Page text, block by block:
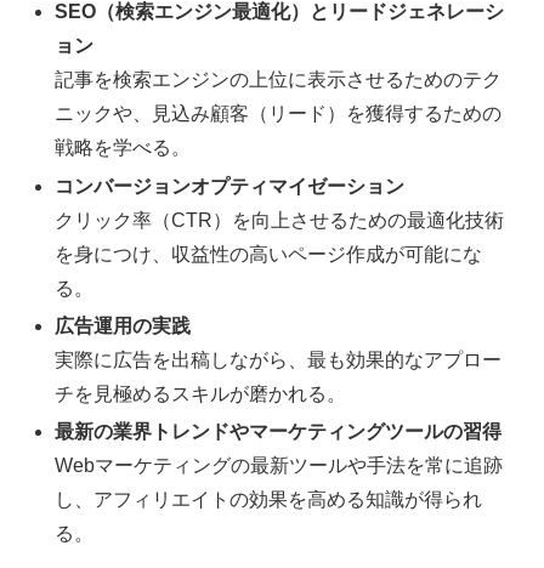
SEO（検索エンジン最適化）とリードジェネレーシ
ョン
記事を検索エンジンの上位に表示させるためのテク
ニックや、見込み顧客（リード）を獲得するための
戦略を学べる。
コンバージョンオプティマイゼーション
クリック率（CTR）を向上させるための最適化技術
を身につけ、収益性の高いページ作成が可能にな
る。
広告運用の実践
実際に広告を出稿しながら、最も効果的なアプロー
チを見極めるスキルが磨かれる。
最新の業界トレンドやマーケティングツールの習得
Webマーケティングの最新ツールや手法を常に追跡
し、アフィリエイトの効果を高める知識が得られ
る。